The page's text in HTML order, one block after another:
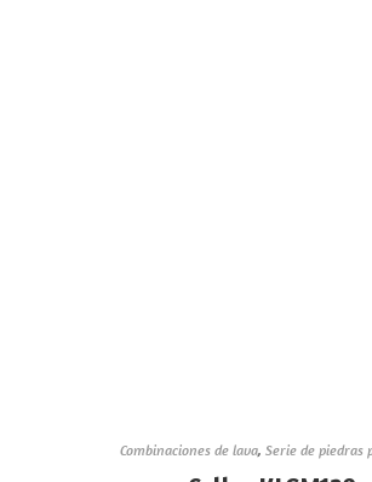
Combinaciones de lava, Serie de piedras